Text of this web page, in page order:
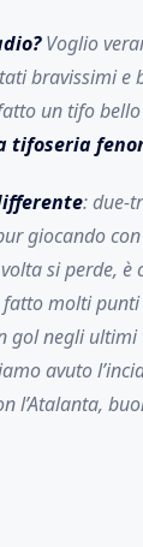
Voglio
bravissimi e
un tifo
tifoseria
: due-
giocando
si perde, è
molti
gol negli ultimi
avuto
l’Atalanta,